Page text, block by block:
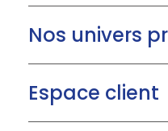
Nos univers
Espace client